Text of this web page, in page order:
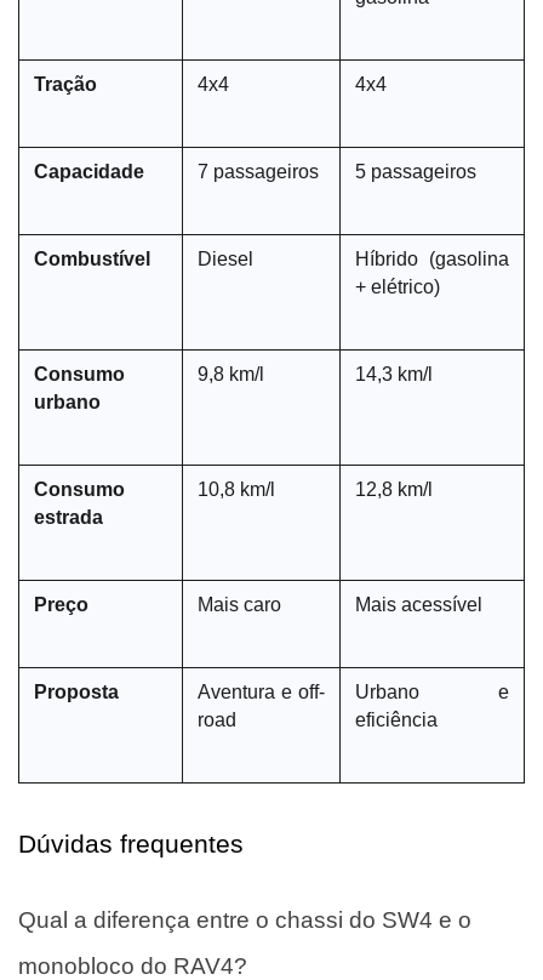
Tração 4x4 4x4
Capacidade 7 passageiros 5 passageiros
Combustível Diesel
Híbrido (gasolina
+ elétrico)
Consumo
urbano
9,8 km/l 14,3 km/l
Consumo
estrada
10,8 km/l 12,8 km/l
Preço Mais caro Mais acessível
Proposta
Aventura e off-
road
Urbano e
eficiência
Dúvidas frequentes
Qual a diferença entre o chassi do SW4 e o
monobloco do RAV4?